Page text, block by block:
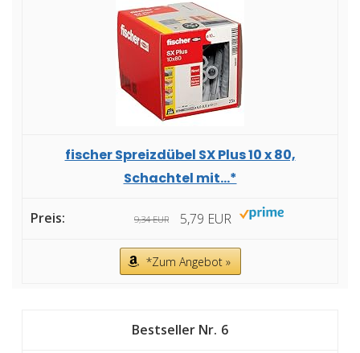
fischer Spreizdübel SX Plus 10 x 80,
Schachtel mit...*
9,34 EUR 5,79 EUR
*Zum Angebot »
6